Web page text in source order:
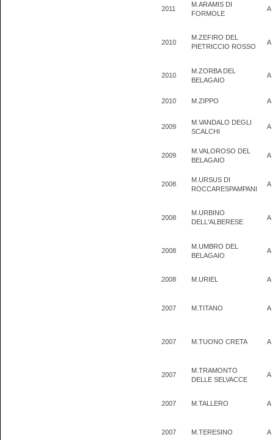
2011
M.ARAMIS DI
FORMOLE
A
2010
M.ZEFIRO DEL
PIETRICCIO ROSSO
A
2010
M.ZORBA DEL
BELAGAIO
A
2010 M.ZIPPO A
2009
M.VANDALO DEGLI
SCALCHI
A
2009
M.VALOROSO DEL
BELAGAIO
A
2008
M.URSUS DI
ROCCARESPAMPANI
A
2008
M.URBINO
DELL'ALBERESE
A
2008
M.UMBRO DEL
BELAGAIO
A
2008 M.URIEL A
2007 M.TITANO A
2007 M.TUONO CRETA A
2007
M.TRAMONTO
DELLE SELVACCE
A
2007 M.TALLERO A
2007 M.TERESINO A